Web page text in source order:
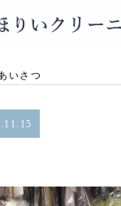
いさつ